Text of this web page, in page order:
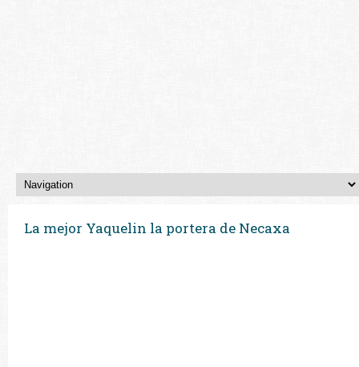
La mejor Yaquelin la portera de Necaxa